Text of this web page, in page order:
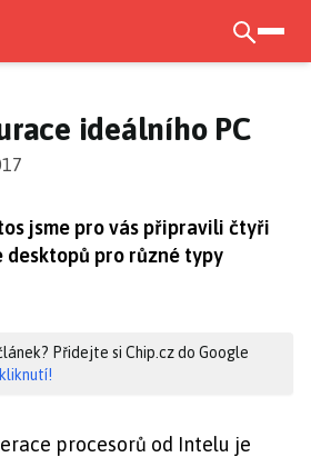
ideálního PC
jsme pro vás připravili čtyři
pro různé typy
Přidejte si Chip.cz do Google
procesorů od Intelu je